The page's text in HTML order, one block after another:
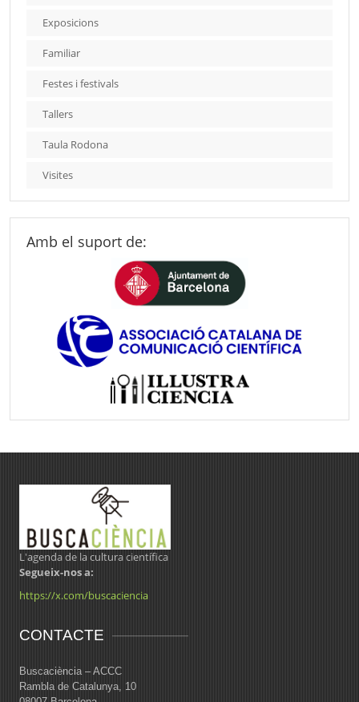
Exposicions
Familiar
Festes i festivals
Tallers
Taula Rodona
Visites
Amb el suport de:
L'agenda de la cultura científica
Segueix-nos a:
https://x.com/buscaciencia
CONTACTE
Buscaciència – ACCC
Rambla de Catalunya, 10